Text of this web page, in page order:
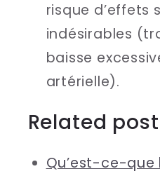
risque d’effets
indésirables
baisse
artérielle).
Related
Qu’est-ce-que